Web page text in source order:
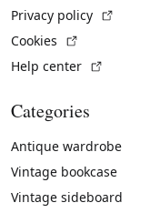
Privacy policy
Cookies
Help center
Categories
Antique wardrobe
Vintage bookcase
Vintage sideboard